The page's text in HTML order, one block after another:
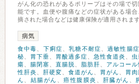
がん化の恐れがあるポリープはその場で
能です。血便や腹痛などの症状がある場
摘された場合などは健康保険が適用されます
病気
食中毒、 下痢症、乳糖不耐症、過敏性腸
秘、 胃下垂、 胃酸過多症、 急性食道炎 、
瘍、 腸閉塞、 直腸脱、 脂肪肝、 アルコール
性肝炎 、 肝硬変、 食道がん 、 胃がん 、 胃肉
ん 、 結腸がん 、癌性腹膜炎 、 肝臓がん 、